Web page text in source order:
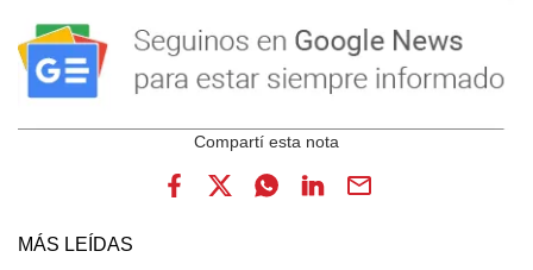
MÁS LEÍDAS